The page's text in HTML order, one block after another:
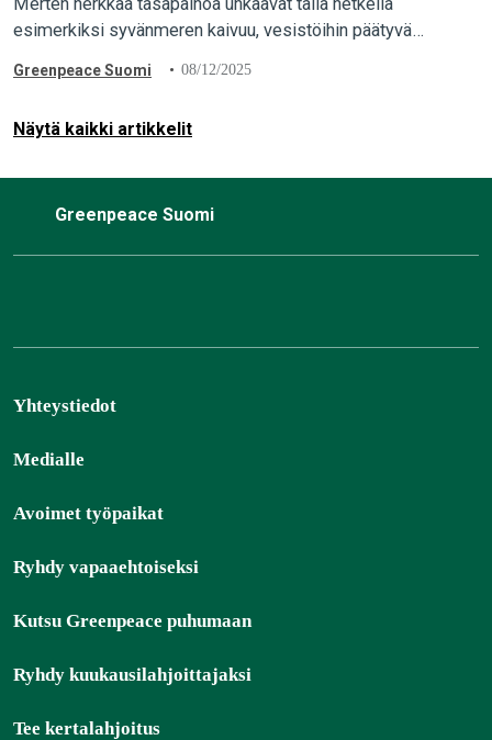
esimerkiksi syvänmeren kaivuu, vesistöihin päätyvä
pohjatroolaus. Mitä näiden aiheiden parissa…
Greenpeace Suomi 08/12/2025
Näytä kaikki artikkelit
Greenpeace Suomi
Yhteystiedot
Medialle
Avoimet työpaikat
Ryhdy vapaaehtoiseksi
Kutsu Greenpeace puhumaan
Ryhdy kuukausilahjoittajaksi
Tee kertalahjoitus